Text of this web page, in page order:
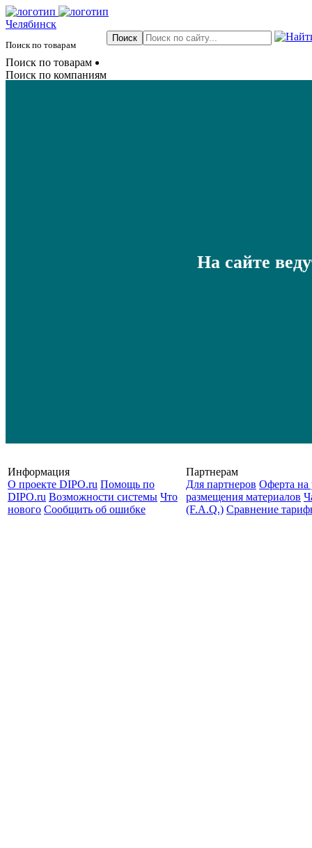
Челябинск
Поиск по товарам
Поиск по товарам
Поиск по компаниям
На сайте
Информация
О проекте DIPO.ru Помощь по
DIPO.ru Возможности системы Что
нового Сообщить об ошибке
Партнерам
Для партнеров Оферта на
размещения материалов
(F.A.Q.) Cравнение